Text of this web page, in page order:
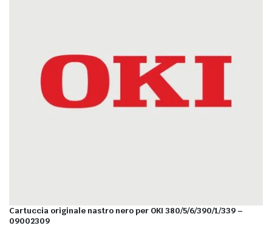
Cartuccia originale nastro nero per OKI 380/5/6/390/1/339 –
09002309